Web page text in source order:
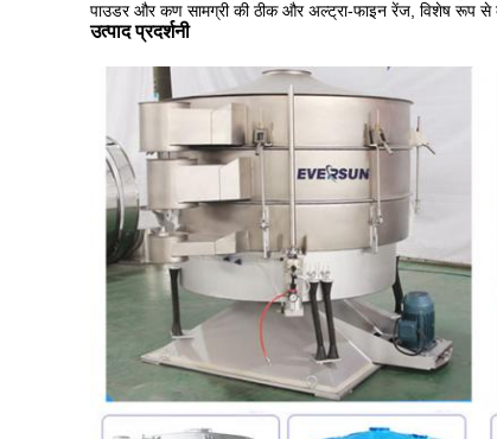
पाउडर और कण सामग्री की ठीक और अल्ट्रा-फाइन रेंज, विशेष रूप से
उत्पाद प्रदर्शनी